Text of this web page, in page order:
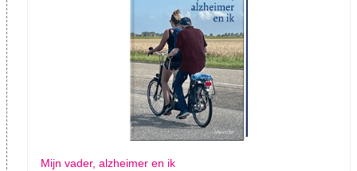
Mijn vader, alzheimer en ik